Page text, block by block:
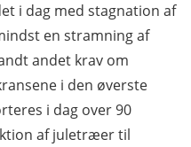
i dag med stagnation af
en stramning af
andet krav om
i den øverste
i dag over 90
af juletræer til